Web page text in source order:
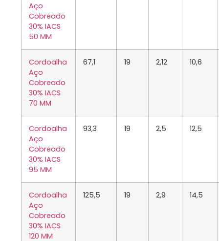
Aço
Cobreado
30% IACS
50 MM
Cordoalha
Aço
Cobreado
30% IACS
70 MM
67,1 19 2,12 10,6
Cordoalha
Aço
Cobreado
30% IACS
95 MM
93,3 19 2,5 12,5
Cordoalha
Aço
Cobreado
30% IACS
120 MM
125,5 19 2,9 14,5